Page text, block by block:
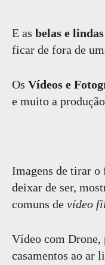
E as belas e
ficar de fora de
Os Vídeos e
e muito a
Imagens de tirar o
deixar de ser,
comuns de vídeo
Vídeo com Drone,
casamentos ao ar